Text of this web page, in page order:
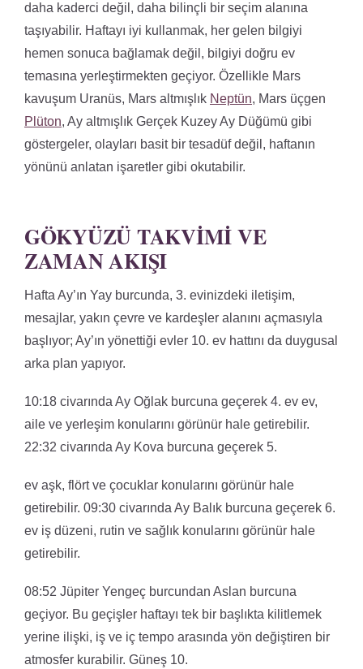
daha kaderci değil, daha bilinçli bir seçim alanına
taşıyabilir. Haftayı iyi kullanmak, her gelen bilgiyi
hemen sonuca bağlamak değil, bilgiyi doğru ev
temasına yerleştirmekten geçiyor. Özellikle Mars
kavuşum Uranüs, Mars altmışlık Neptün, Mars üçgen
Plüton, Ay altmışlık Gerçek Kuzey Ay Düğümü gibi
göstergeler, olayları basit bir tesadüf değil, haftanın
yönünü anlatan işaretler gibi okutabilir.
GÖKYÜZÜ TAKVIMI VE
ZAMAN AKIŞI
Hafta Ay’ın Yay burcunda, 3. evinizdeki iletişim,
mesajlar, yakın çevre ve kardeşler alanını açmasıyla
başlıyor; Ay’ın yönettiği evler 10. ev hattını da duygusal
arka plan yapıyor.
10:18 civarında Ay Oğlak burcuna geçerek 4. ev ev,
aile ve yerleşim konularını görünür hale getirebilir.
22:32 civarında Ay Kova burcuna geçerek 5.
ev aşk, flört ve çocuklar konularını görünür hale
getirebilir. 09:30 civarında Ay Balık burcuna geçerek 6.
ev iş düzeni, rutin ve sağlık konularını görünür hale
getirebilir.
08:52 Jüpiter Yengeç burcundan Aslan burcuna
geçiyor. Bu geçişler haftayı tek bir başlıkta kilitlemek
yerine ilişki, iş ve iç tempo arasında yön değiştiren bir
atmosfer kurabilir. Güneş 10.